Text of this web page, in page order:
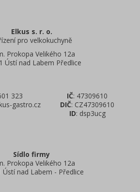
Elkus s. r. o.
pro velkokuchyně
Prokopa Velikého 12a
Ústí nad Labem Předlice
323
gastro.cz
IČ: 47309610
DIČ: CZ47309610
ID: dsp3ucg
Sídlo firmy
Prokopa Velikého 12a
Ústí nad Labem - Předlice